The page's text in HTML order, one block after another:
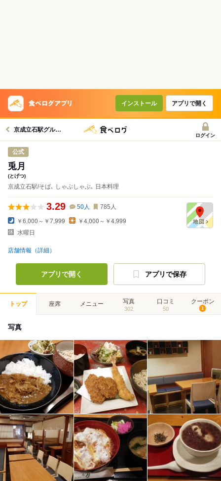
インストール アプリで開く
京成立石駅グルメへ
ログイン
公式
兎月
(とげつ)
京成立石駅/そば､ しゃぶしゃぶ､ 日本料理
3.29 50人 785 人
￥6,000～￥7,999
￥4,000～￥4,999
水曜日
店舗情報（詳細）
アプリで開く アプリで保存
トップ 座席 メニュー 写真
302
口コミ
50
クーポン
1
写真